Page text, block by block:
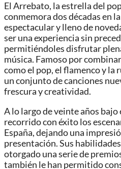
El Arrebato, la estrella del
conmemora dos décadas en
espectacular y lleno de
ser una experiencia sin
permitiéndoles disfrutar
música. Famoso por
como el pop, el flamenco y la
un conjunto de canciones
frescura y creatividad.
A lo largo de veinte años bajo
recorrido con éxito los
España, dejando una
presentación. Sus
otorgado una serie de
también le han permitido